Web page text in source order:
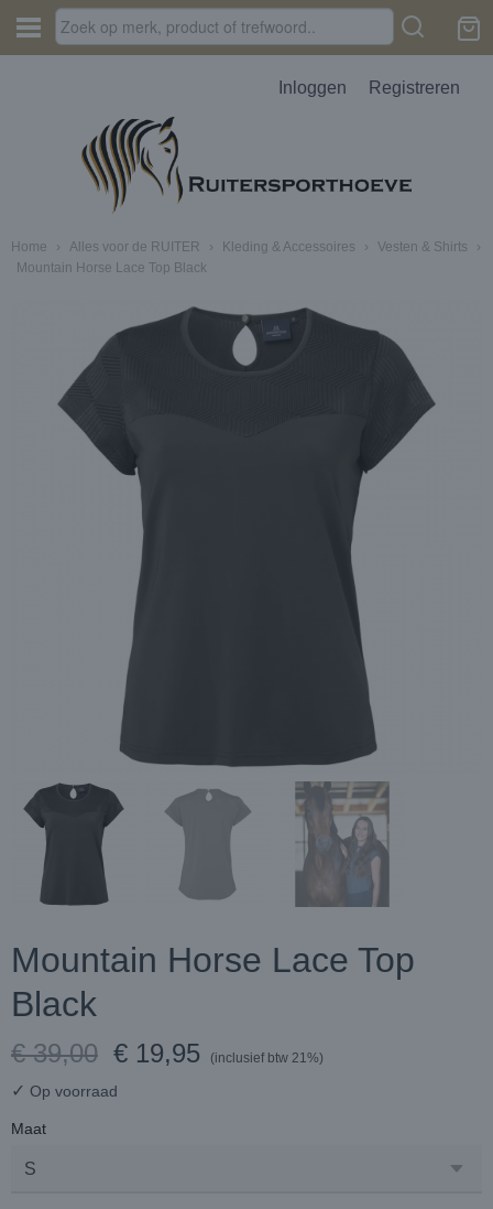
Inloggen Registreren
Home › Alles voor de RUITER › Kleding & Accessoires › Vesten & Shirts
›
Mountain Horse Lace Top Black
Mountain Horse Lace Top
Black
€ 39,00 € 19,95 (inclusief btw 21%)
✓ Op voorraad
Maat